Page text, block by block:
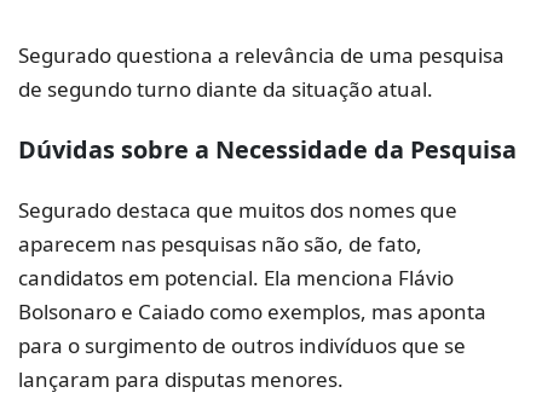
Segurado questiona a relevância de uma pesquisa
de segundo turno diante da situação atual.
Dúvidas sobre a Necessidade da Pesquisa
Segurado destaca que muitos dos nomes que
aparecem nas pesquisas não são, de fato,
candidatos em potencial. Ela menciona Flávio
Bolsonaro e Caiado como exemplos, mas aponta
para o surgimento de outros indivíduos que se
lançaram para disputas menores.